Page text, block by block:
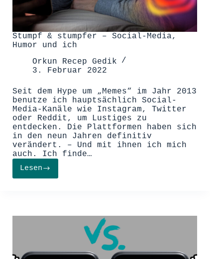
Stumpf & stumpfer – Social-Media,
Humor und ich
Orkun Recep Gedik
3. Februar 2022
Seit dem Hype um „Memes“ im Jahr 2013
benutze ich hauptsächlich Social-
Media-Kanäle wie Instagram, Twitter
oder Reddit, um Lustiges zu
entdecken. Die Plattformen haben sich
in den neun Jahren definitiv
verändert. ­– Und mit ihnen ich mich
auch. Ich finde…
LesenStumpf
&
Media,